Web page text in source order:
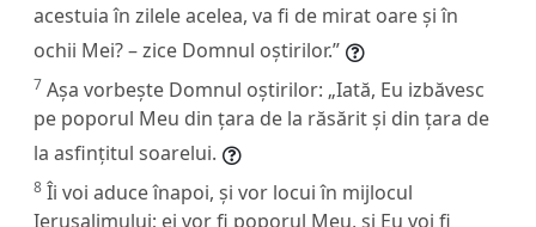
acestuia în zilele acelea, va fi de mirat oare și în
ochii Mei? – zice Domnul oștirilor.”
7 Așa vorbește Domnul oștirilor: „Iată, Eu izbăvesc
pe poporul Meu din țara de la răsărit și din țara de
la asfințitul soarelui.
8 Îi voi aduce înapoi, și vor locui în mijlocul
Ierusalimului; ei vor fi poporul Meu, și Eu voi fi